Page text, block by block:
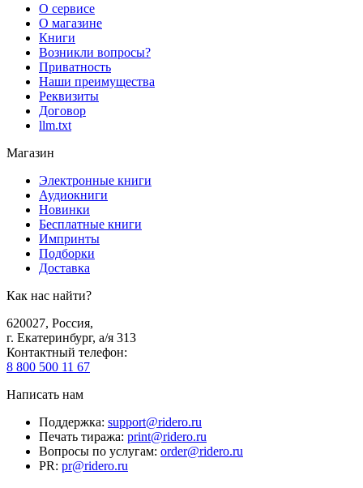
О сервисе
О магазине
Книги
Возникли вопросы?
Приватность
Наши преимущества
Реквизиты
Договор
llm.txt
Магазин
Электронные книги
Аудиокниги
Новинки
Бесплатные книги
Импринты
Подборки
Доставка
Как нас найти?
620027, Россия,
г. Екатеринбург, а/я 313
Контактный телефон:
8 800 500 11 67
Написать нам
Поддержка: support@ridero.ru
Печать тиража: print@ridero.ru
Вопросы по услугам: order@ridero.ru
PR: pr@ridero.ru